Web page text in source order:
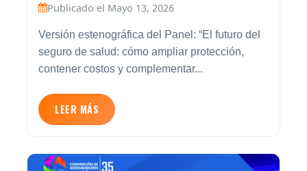
Publicado el Mayo 13, 2026
Versión estenográfica del Panel: “El futuro del
seguro de salud: cómo ampliar protección,
contener costos y complementar...
LEER MÁS